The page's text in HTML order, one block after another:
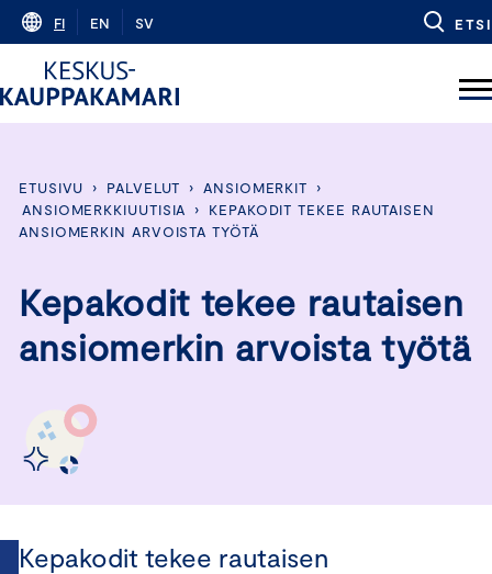
Skip
content
FI EN SV ETSI
ETUSIVU › PALVELUT › ANSIOMERKIT
›
ANSIOMERKKIUUTISIA
›
KEPAKODIT TEKEE RAUTAISEN
ANSIOMERKIN ARVOISTA TYÖTÄ
Kepakodit tekee rautaisen
ansiomerkin arvoista työtä
Kepakodit tekee rautaisen